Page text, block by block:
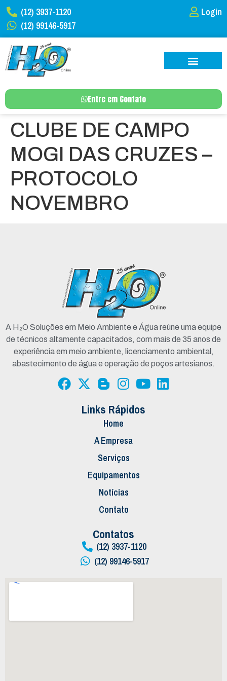
(12) 3937-1120
(12) 99146-5917
Login
Entre em Contato
CLUBE DE CAMPO
MOGI DAS CRUZES –
PROTOCOLO
NOVEMBRO
A H₂O Soluções em Meio Ambiente e Água reúne uma equipe
de técnicos altamente capacitados, com mais de 35 anos de
experiência em meio ambiente, licenciamento ambiental,
abastecimento de água e operação de poços artesianos.
Links Rápidos
Home
A Empresa
Serviços
Equipamentos
Notícias
Contato
Contatos
(12) 3937-1120
(12) 99146-5917